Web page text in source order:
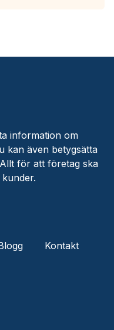
information om
kan även betygsätta
för att företag ska
Kontakt